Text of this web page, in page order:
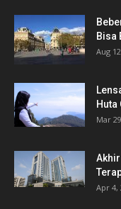
Bisa
Aug
Huta
Mar
Apr 4,